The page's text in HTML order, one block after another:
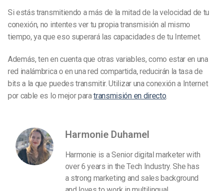
Si estás transmitiendo a más de la mitad de la velocidad de tu
conexión, no intentes ver tu propia transmisión al mismo
tiempo, ya que eso superará las capacidades de tu Internet.
Además, ten en cuenta que otras variables, como estar en una
red inalámbrica o en una red compartida, reducirán la tasa de
bits a la que puedes transmitir. Utilizar una conexión a Internet
por cable es lo mejor paratransmisión en directo.
Harmonie Duhamel
Harmonie is a Senior digital marketer with
over 6 years in the Tech Industry. She has
a strong marketing and sales background